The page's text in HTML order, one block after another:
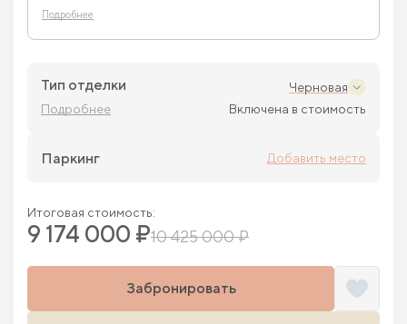
Подробнее
Тип отделки
Черновая
Подробнее
Включена в стоимость
Паркинг Добавить место
Итоговая стоимость:
9 174 000 ₽10 425 000 ₽
Забронировать